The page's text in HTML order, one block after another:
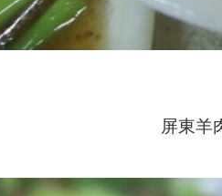
屏東羊